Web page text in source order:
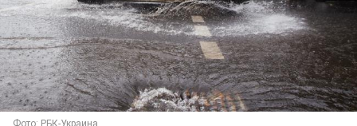
Фото: РБК-Украина